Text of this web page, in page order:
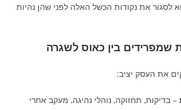
לסגור את נקודות הכשל האלה לפני שהן נהיות
את העסק יציב:
– בדיקות, תחזוקה, נוהלי נהיגה, מעקב אחרי